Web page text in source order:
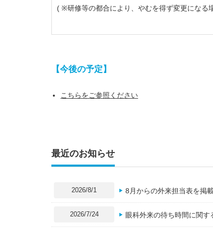
( ※研修等の都合により、やむを得ず変更になる
【今後の予定】
こちらをご参照ください
最近のお知らせ
2026/8/1 8月からの外来担当表を掲
2026/7/24 眼科外来の待ち時間に関す